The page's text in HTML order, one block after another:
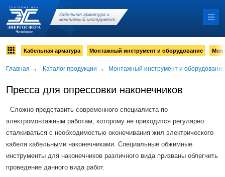
Кабельная арматура и
монтажный инструмент
Кабельная арматура Монтажный инструмент и оборудование
Главная → Каталог продукции → Монтажный инструмент и оборудование
Пресса для опрессовки наконечников
Сложно представить современного специалиста по
электромонтажным работам, которому не приходится регулярно
сталкиваться с необходимостью оконечивания жил электрического
кабеля кабельными наконечниками. Специальные обжимные
инструменты для наконечников различного вида призваны облегчить
проведение данного вида работ.